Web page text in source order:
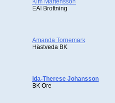
Kim Mårtensson
EAI Brottning
Amanda Tornemark
Hästveda BK
Ida-Therese Johansson
BK Ore